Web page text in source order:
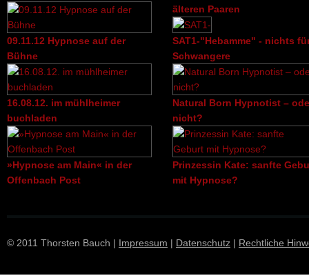
09.11.12 Hypnose auf der
Bühne
16.08.12. im mühlheimer
buchladen
»Hypnose am Main« in der
Offenbach Post
älteren Paaren
SAT1-"Hebamme" - nichts
Schwangere
Natural Born Hypnotist –
nicht?
Prinzessin Kate: sanfte
mit Hypnose?
© 2011 Thorsten Bauch | Impressum | Datenschutz | Rechtliche